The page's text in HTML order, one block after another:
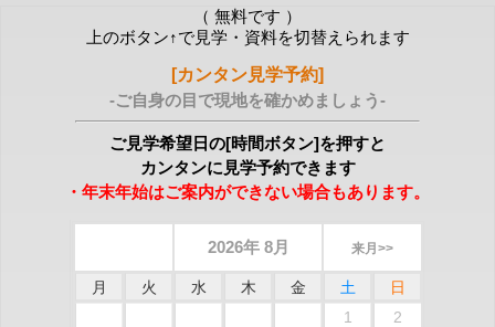
（ 無料です ）
上のボタン↑で見学・資料を切替えられます
[カンタン見学予約]
-ご自身の目で現地を確かめましょう-
ご見学希望日の[時間ボタン]を押すと
カンタンに見学予約できます
・年末年始はご案内ができない場合もあります。
2026年 8月 来月>>
月 火 水 木 金 土
日
1
2